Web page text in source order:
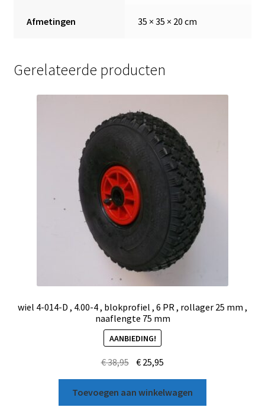
aantal
Afmetingen 35 × 35 × 20 cm
Gerelateerde producten
wiel 4-014-D , 4.00-4 , blokprofiel , 6 PR , rollager 25 mm ,
naaflengte 75 mm
AANBIEDING!
€38,95 € 25,95
Toevoegen aan winkelwagen